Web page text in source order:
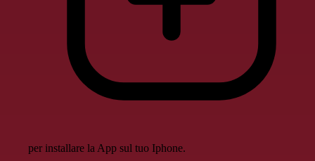
per installare la App sul tuo Iphone.